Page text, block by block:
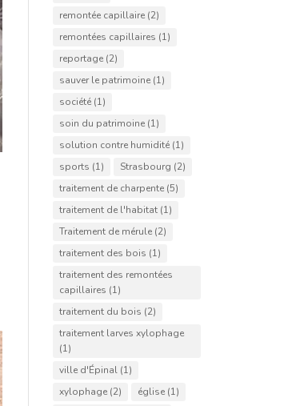
remontée capillaire(2)
remontées capillaires (1)
reportage(2)
sauver le patrimoine(1)
société(1)
soin du patrimoine(1)
solution contre humidité(1)
sports (1) Strasbourg (2)
traitement de charpente(5)
traitement de l'habitat(1)
Traitement de mérule(2)
traitement des bois (1)
traitement des remontées
capillaires (1)
traitement du bois (2)
traitement larves xylophage
(1)
ville d'Épinal(1)
xylophage(2) église(1)